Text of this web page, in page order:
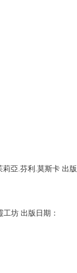
亞.芬利.莫斯卡 出版
坊 出版日期：